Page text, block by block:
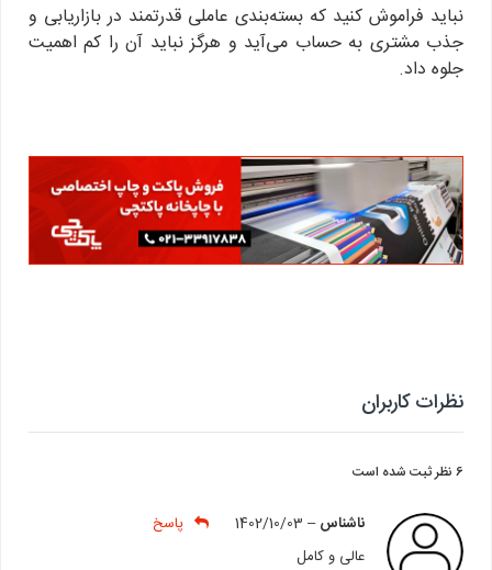
نباید فراموش کنید که بسته‌بندی عاملی قدرتمند در بازاریابی و
جذب مشتری به حساب می‌آید و هرگز نباید آن را کم اهمیت
جلوه داد.
نظرات کاربران
6 نظر ثبت شده است
ناشناس –
پاسخ
عالی و کامل